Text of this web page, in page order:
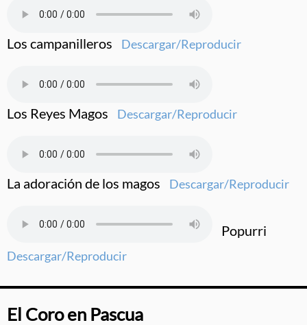
Los campanilleros Descargar/Reproducir
Los Reyes Magos Descargar/Reproducir
La adoración de los magos Descargar/Reproducir
Popurri
Descargar/Reproducir
El Coro en Pascua